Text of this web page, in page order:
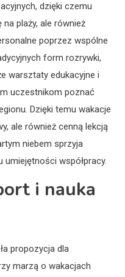
dzięki czemu
plaży, ale również
poprzez wspólne
form rozrywki,
warsztaty edukacyjne i
uczestnikom poznać
Dzięki temu wakacje
ale również cenną lekcją
niebem sprzyja
współpracy.
i nauka
propozycja dla
marzą o wakacjach